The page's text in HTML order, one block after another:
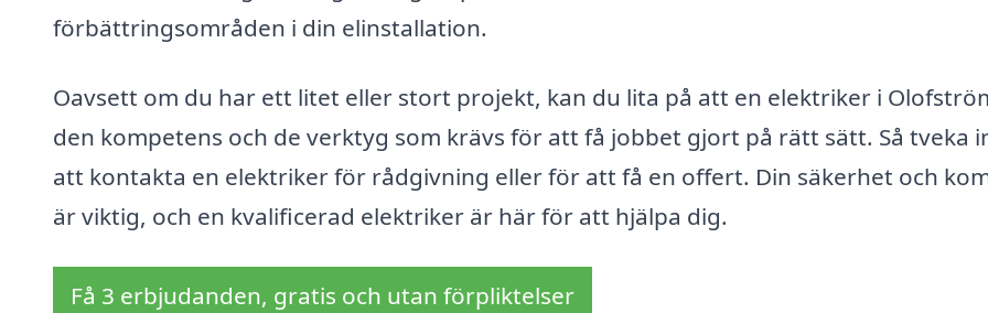
förbättringsområden i din elinstallation.
Oavsett om du har ett litet eller stort projekt, kan du lita på att en elektriker i
den kompetens och de verktyg som krävs för att få jobbet gjort på rätt sätt. Så tveka
att kontakta en elektriker för rådgivning eller för att få en offert. Din säkerhet och
är viktig, och en kvalificerad elektriker är här för att hjälpa dig.
Få 3 erbjudanden, gratis och utan förpliktelser